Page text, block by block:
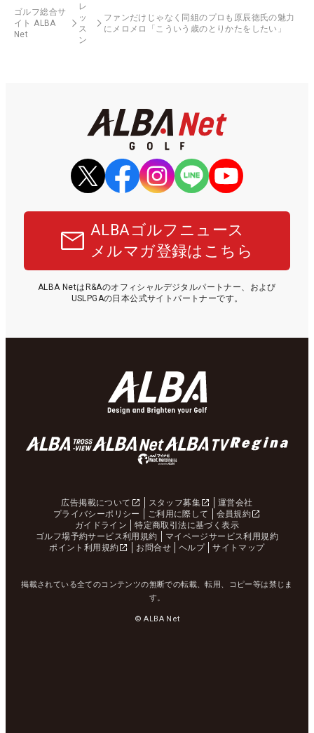
ゴルフ総合サ
イト ALBA
Net
レ
ッ
ス
ン
ファンだけじゃなく同組のプロも原辰徳氏の魅力
にメロメロ「こういう歳のとりかたをしたい」
ALBAゴルフニュース
メルマガ登録はこちら
ALBA NetはR&Aのオフィシャルデジタルパートナー、および
USLPGAの日本公式サイトパートナーです。
広告掲載について スタッフ募集
運営会社
プライバシーポリシー
ご利用に際して
会員規約
ガイドライン
特定商取引法に基づく表示
ゴルフ場予約サービス利用規約
マイページサービス利用規約
ポイント利用規約
お問合せ ヘルプ サイトマップ
掲載されている全てのコンテンツの無断での転載、転用、コピー等は禁じま
す。
© ALBA Net